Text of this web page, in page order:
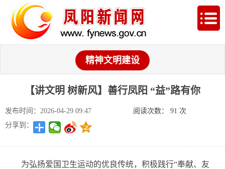
精神文明建设
【讲文明 树新风】善行凤阳 “益”路有你
发布时间：2026-04-29 09:47 阅读次数： 91 次
分享到：
为弘扬爱国卫生运动的优良传统，积极践行“奉献、友